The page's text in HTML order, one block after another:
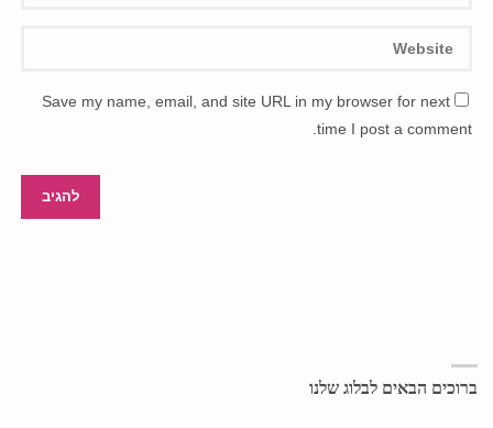
Save my name, email, and site URL in my browser for next
time I post a comment.
ברוכים הבאים לבלוג שלנו